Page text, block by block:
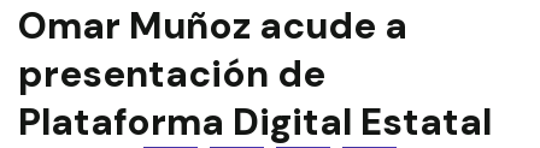
Omar Muñoz acude a
presentación de
Plataforma Digital Estatal